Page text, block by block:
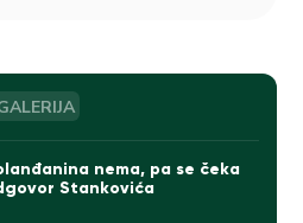
nema, pa se čeka
Stankovića